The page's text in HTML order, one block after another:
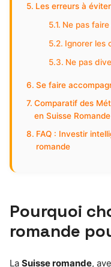
Les erreurs à
Ne pas
Ignorer les
Ne pas
Se faire
Comparatif des
en Suisse Romande
FAQ : Investir
romande
Pourquoi
romande
La Suisse romande,